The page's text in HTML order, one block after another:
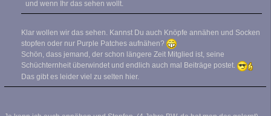
und wenn Ihr das sehen wollt.
Klar wollen wir das sehen. Kannst Du auch Knöpfe annähen und Socken
stopfen oder nur Purple Patches aufnähen?
Schön, dass jemand, der schon längere Zeit Mitglied ist, seine
Schüchternheit überwindet und endlich auch mal Beiträge postet.
Das gibt es leider viel zu selten hier.